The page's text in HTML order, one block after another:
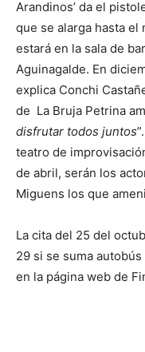
Arandinos’ da el
que se alarga hasta
estará en la sala de
Aguinagalde. En
explica Conchi
de La Bruja Petrina
disfrutar todos juntos
teatro de
de abril, serán los
Miguens los que
La cita del 25 del
29 si se suma
en la página web de